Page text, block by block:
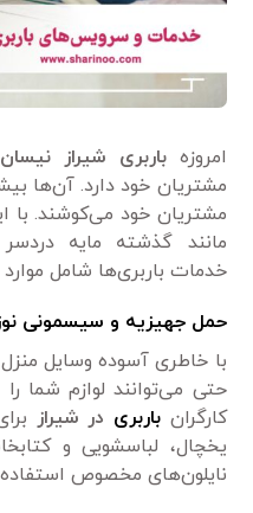
امروزهباربری شیراز
مشتریان خود دارد. آن‌ها
مشتریان خود می‌کوشند.
مانند گذشته مایه
خدمات باربری‌ها شامل
حمل جهیزیه و سیسمونی
با خاطری آسوده وسایل منزل
حتی می‌توانند لوازم شما
کارگرانباربری در شیراز
یخچال، لباسشویی و
نایلون‌های مخصوص